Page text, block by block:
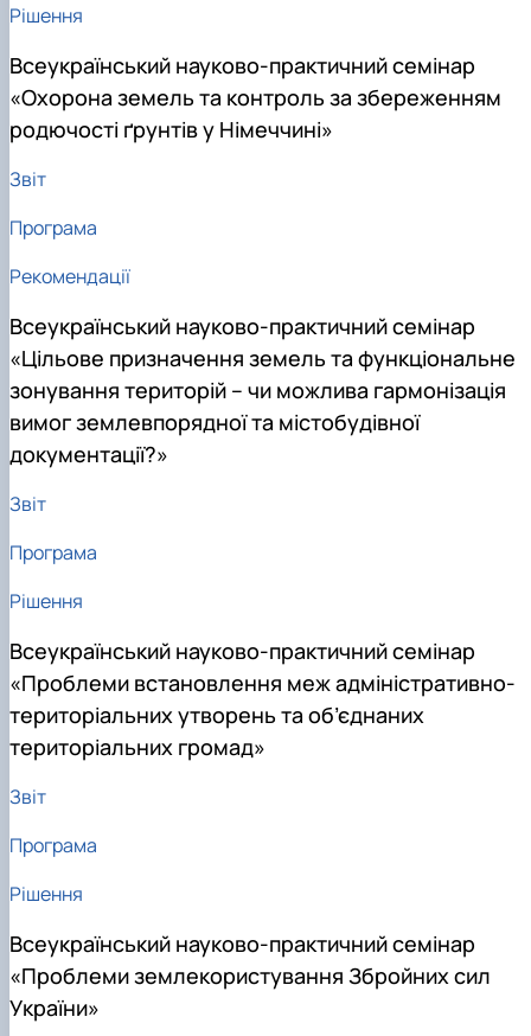
Рішення
Всеукраїнський науково-практичний семінар
«Охорона земель та контроль за збереженням
родючості ґрунтів у Німеччині»
Звіт
Програма
Рекомендації
Всеукраїнський науково-практичний семінар
«Цільове призначення земель та функціональне
зонування територій – чи можлива гармонізація
вимог землевпорядної та містобудівної
документації?»
Звіт
Програма
Рішення
Всеукраїнський науково-практичний семінар
«Проблеми встановлення меж адміністративно-
територіальних утворень та об’єднаних
територіальних громад»
Звіт
Програма
Рішення
Всеукраїнський науково-практичний семінар
«Проблеми землекористування Збройних сил
України»